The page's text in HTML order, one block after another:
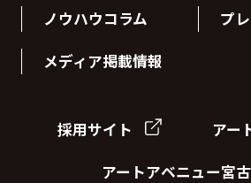
ノウハウコラム プ
メディア掲載情報
採用サイト アー
アートアベニュー宮